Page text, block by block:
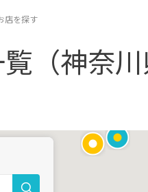
店を探す
（神奈